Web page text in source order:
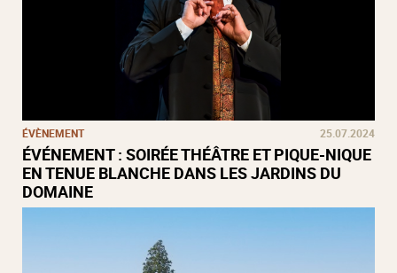
ÉVÈNEMENT 25.07.2024
ÉVÉNEMENT : SOIRÉE THÉÂTRE ET PIQUE-NIQUE
EN TENUE BLANCHE DANS LES JARDINS DU
DOMAINE